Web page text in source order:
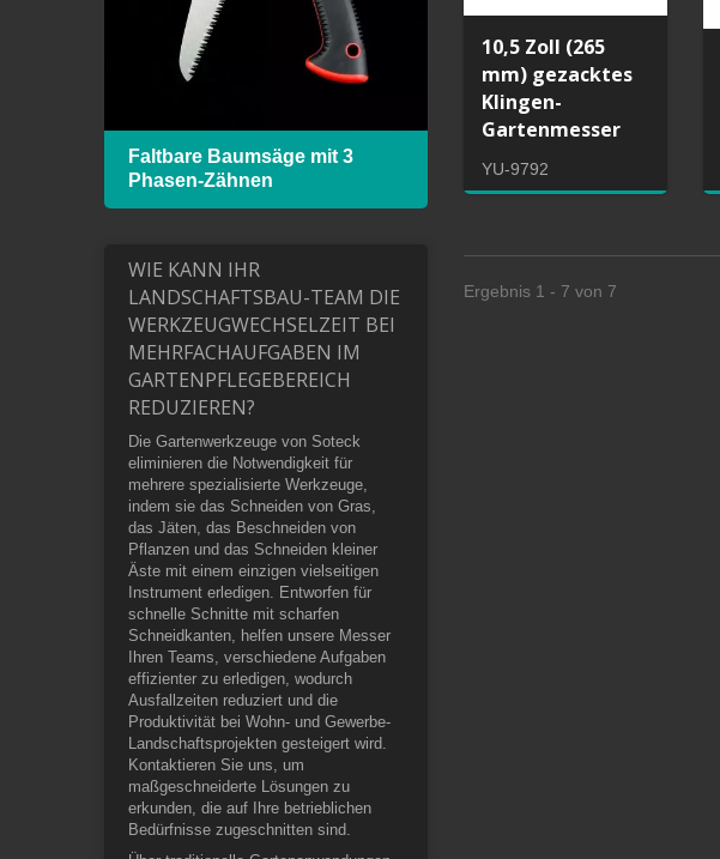
Faltbare Baumsäge mit 3
Phasen-Zähnen
Bimetallblatt
WIE KANN IHR
LANDSCHAFTSBAU-TEAM DIE
WERKZEUGWECHSELZEIT BEI
MEHRFACHAUFGABEN IM
GARTENPFLEGEBEREICH
REDUZIEREN?
Die Gartenwerkzeuge von Soteck
eliminieren die Notwendigkeit für
mehrere spezialisierte Werkzeuge,
indem sie das Schneiden von Gras,
das Jäten, das Beschneiden von
Pflanzen und das Schneiden kleiner
Äste mit einem einzigen vielseitigen
Instrument erledigen. Entworfen für
schnelle Schnitte mit scharfen
Schneidkanten, helfen unsere Messer
Ihren Teams, verschiedene Aufgaben
effizienter zu erledigen, wodurch
Ausfallzeiten reduziert und die
Produktivität bei Wohn- und Gewerbe-
Landschaftsprojekten gesteigert wird.
Kontaktieren Sie uns, um
maßgeschneiderte Lösungen zu
erkunden, die auf Ihre betrieblichen
Bedürfnisse zugeschnitten sind.
10,5 Zoll (265
mm) gezacktes
Klingen-
Gartenmesser
YU-9792
Ergebnis 1 - 7 von 7